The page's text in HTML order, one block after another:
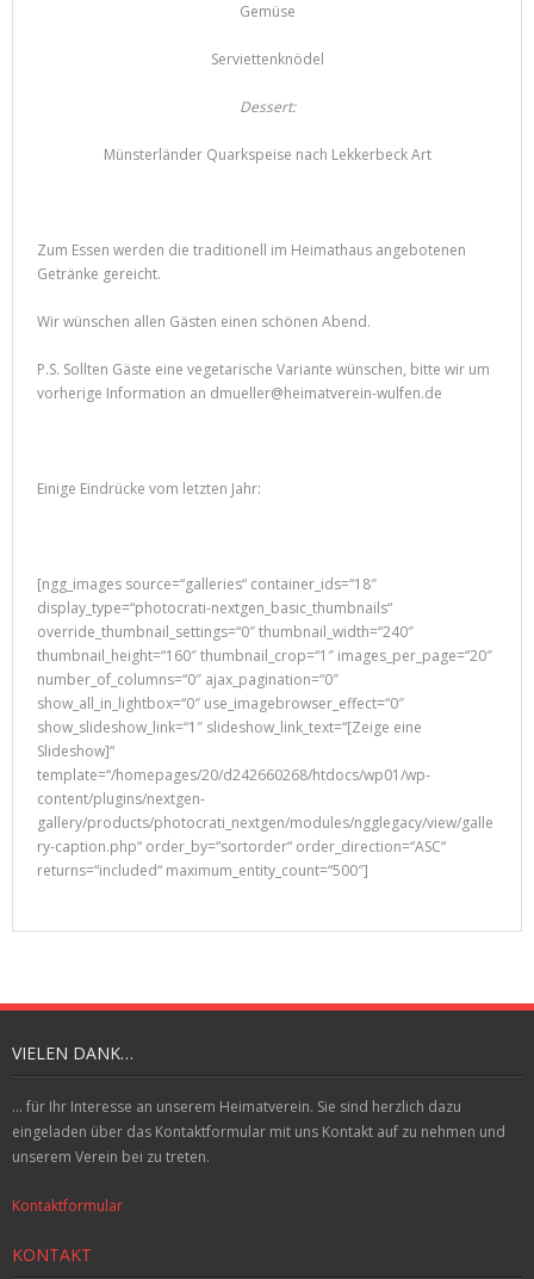
Gemüse
Serviettenknödel
Dessert:
Münsterländer Quarkspeise nach Lekkerbeck Art
Zum Essen werden die traditionell im Heimathaus angebotenen
Getränke gereicht.
Wir wünschen allen Gästen einen schönen Abend.
P.S. Sollten Gäste eine vegetarische Variante wünschen, bitte wir um
vorherige Information an dmueller@heimatverein-wulfen.de
Einige Eindrücke vom letzten Jahr:
[ngg_images source=“galleries“ container_ids=“18″
display_type=“photocrati-nextgen_basic_thumbnails“
override_thumbnail_settings=“0″ thumbnail_width=“240″
thumbnail_height=“160″ thumbnail_crop=“1″ images_per_page=“20″
number_of_columns=“0″ ajax_pagination=“0″
show_all_in_lightbox=“0″ use_imagebrowser_effect=“0″
show_slideshow_link=“1″ slideshow_link_text=“[Zeige eine
Slideshow]“
template=“/homepages/20/d242660268/htdocs/wp01/wp-
content/plugins/nextgen-
gallery/products/photocrati_nextgen/modules/ngglegacy/view/galle
ry-caption.php“ order_by=“sortorder“ order_direction=“ASC“
returns=“included“ maximum_entity_count=“500″]
VIELEN DANK…
... für Ihr Interesse an unserem Heimatverein. Sie sind herzlich dazu
eingeladen über das Kontaktformular mit uns Kontakt auf zu nehmen und
unserem Verein bei zu treten.
Kontaktformular
KONTAKT